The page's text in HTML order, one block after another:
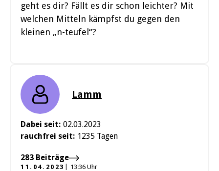
geht es dir? Fällt es dir schon leichter? Mit
welchen Mitteln kämpfst du gegen den
kleinen „n-teufel“?
Lamm
Dabei seit: 02.03.2023
rauchfrei seit: 1235 Tagen
283 Beiträge
11.04.2023 13:36 Uhr